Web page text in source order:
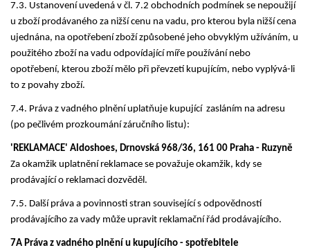
7.3. Ustanovení uvedená v čl. 7.2 obchodních podmínek se nepoužijí
u zboží prodávaného za nižší cenu na vadu, pro kterou byla nižší cena
ujednána, na opotřebení zboží způsobené jeho obvyklým užíváním, u
použitého zboží na vadu odpovídající míře používání nebo
opotřebení, kterou zboží mělo při převzetí kupujícím, nebo vyplývá-li
to z povahy zboží.
7.4. Práva z vadného plnění uplatňuje kupující zasláním na adresu
(po pečlivém prozkoumání záručního listu):
'REKLAMACE' Aldoshoes, Drnovská 968/36, 161 00 Praha - Ruzyně
Za okamžik uplatnění reklamace se považuje okamžik, kdy se
prodávající o reklamaci dozvěděl.
7.5. Další práva a povinnosti stran související s odpovědností
prodávajícího za vady může upravit reklamační řád prodávajícího.
7A Práva z vadného plnění u kupujícího - spotřebitele